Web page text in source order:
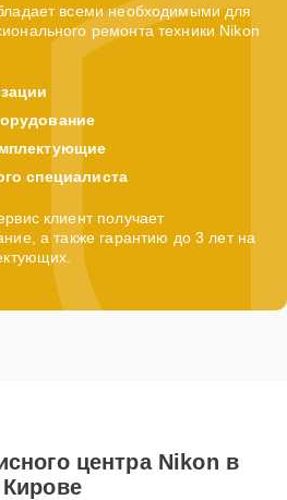
всеми необходимыми для
ремонта техники Nikon
специалиста
клиент получает
а также гарантию до 3 лет на
центра Nikon в
Кирове